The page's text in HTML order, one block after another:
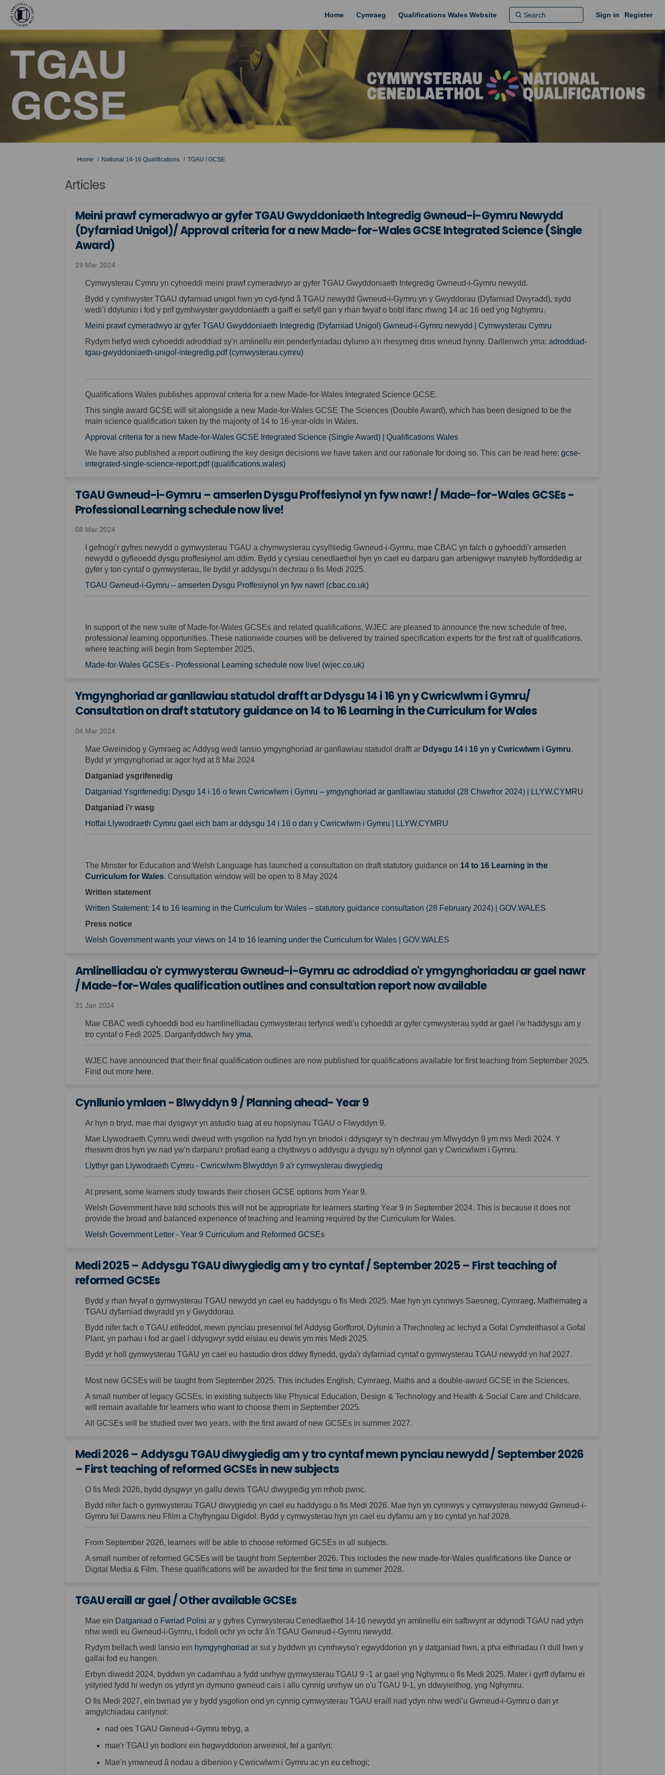
Home Cymraeg Qualifications Wales Website Sign in Register
You are here:
Home National 14-16 Qualifications TGAU / GCSE
Articles
Meini prawf cymeradwyo ar gyfer TGAU Gwyddoniaeth Integredig Gwneud-i-Gymru Newydd
(Dyfarniad Unigol)/ Approval criteria for a new Made-for-Wales GCSE Integrated Science (Single
Award)
19 Mar 2024
Cymwysterau Cymru yn cyhoeddi meini prawf cymeradwyo ar gyfer TGAU Gwyddoniaeth Integredig Gwneud-i-Gymru newydd.
Bydd y cymhwyster TGAU dyfarniad unigol hwn yn cyd-fynd â TGAU newydd Gwneud-i-Gymru yn y Gwyddorau (Dyfarniad Dwyradd), sydd
wedi’i ddylunio i fod y prif gymhwyster gwyddoniaeth a gaiff ei sefyll gan y rhan fwyaf o bobl ifanc rhwng 14 ac 16 oed yng Nghymru.
Meini prawf cymeradwyo ar gyfer TGAU Gwyddoniaeth Integredig (Dyfarniad Unigol) Gwneud-i-Gymru newydd | Cymwysterau Cymru
Rydym hefyd wedi cyhoeddi adroddiad sy'n amlinellu ein penderfyniadau dylunio a'n rhesymeg dros wneud hynny. Darllenwch yma: adroddiad-
tgau-gwyddoniaeth-unigol-integredig.pdf (cymwysterau.cymru)(External link)
Qualifications Wales publishes approval criteria for a new Made-for-Wales Integrated Science GCSE.
This single award GCSE will sit alongside a new Made-for-Wales GCSE The Sciences (Double Award), which has been designed to be the
main science qualification taken by the majority of 14 to 16-year-olds in Wales.
Approval criteria for a new Made-for-Wales GCSE Integrated Science (Single Award) | Qualifications Wales
We have also published a report outlining the key design decisions we have taken and our rationale for doing so. This can be read here: gcse-
integrated-single-science-report.pdf (qualifications.wales)(External link)
TGAU Gwneud-i-Gymru – amserlen Dysgu Proffesiynol yn fyw nawr! / Made-for-Wales GCSEs -
Professional Learning schedule now live!
08 Mar 2024
I gefnogi'r gyfres newydd o gymwysterau TGAU a chymwysterau cysylltiedig Gwneud-i-Gymru, mae CBAC yn falch o gyhoeddi'r amserlen
newydd o gyfleoedd dysgu proffesiynol am ddim. Bydd y cyrsiau cenedlaethol hyn yn cael eu darparu gan arbenigwyr manyleb hyfforddedig ar
gyfer y ton cyntaf o gymwysterau, lle bydd yr addysgu'n dechrau o fis Medi 2025.
TGAU Gwneud-i-Gymru – amserlen Dysgu Proffesiynol yn fyw nawr! (cbac.co.uk)(External link)
In support of the new suite of Made-for-Wales GCSEs and related qualifications, WJEC are pleased to announce the new schedule of free,
professional learning opportunities. These nationwide courses will be delivered by trained specification experts for the first raft of qualifications,
where teaching will begin from September 2025.
Made-for-Wales GCSEs - Professional Learning schedule now live! (wjec.co.uk)(External link)
Ymgynghoriad ar ganllawiau statudol drafft ar Ddysgu 14 i 16 yn y Cwricwlwm i Gymru/
Consultation on draft statutory guidance on 14 to 16 Learning in the Curriculum for Wales
04 Mar 2024
Mae Gweinidog y Gymraeg ac Addysg wedi lansio ymgynghoriad ar ganllawiau statudol drafft ar Ddysgu 14 i 16 yn y Cwricwlwm i Gymru(External link)
.
Bydd yr ymgynghoriad ar agor hyd at 8 Mai 2024
Datganiad ysgrifenedig
Datganiad Ysgrifenedig: Dysgu 14 i 16 o fewn Cwricwlwm i Gymru – ymgynghoriad ar ganllawiau statudol (28 Chwefror 2024) | LLYW.CYMRU(External link)
Datganiad i’r wasg
Hoffai Llywodraeth Cymru gael eich barn ar ddysgu 14 i 16 o dan y Cwricwlwm i Gymru | LLYW.CYMRU(External link)
The Minster for Education and Welsh Language has launched a consultation on draft statutory guidance on 14 to 16 Learning in the
Curriculum for Wales(External link)
. Consultation window will be open to 8 May 2024
Written statement
Written Statement: 14 to 16 learning in the Curriculum for Wales – statutory guidance consultation (28 February 2024) | GOV.WALES(External link)
Press notice
Welsh Government wants your views on 14 to 16 learning under the Curriculum for Wales | GOV.WALES(External link)
Amlinelliadau o'r cymwysterau Gwneud-i-Gymru ac adroddiad o'r ymgynghoriadau ar gael nawr
/ Made-for-Wales qualification outlines and consultation report now available
31 Jan 2024
Mae CBAC wedi cyhoeddi bod eu hamlinelliadau cymwysterau terfynol wedi'u cyhoeddi ar gyfer cymwysterau sydd ar gael i'w haddysgu am y
tro cyntaf o Fedi 2025. Darganfyddwch fwy yma(External link)
.
WJEC have announced that their final qualification outlines are now published for qualifications available for first teaching from September 2025.
Find out more here(External link)
.
Cynllunio ymlaen - Blwyddyn 9 / Planning ahead- Year 9
Ar hyn o bryd, mae rhai dysgwyr yn astudio tuag at eu hopsiynau TGAU o Flwyddyn 9.
Mae Llywodraeth Cymru wedi dweud wrth ysgolion na fydd hyn yn briodol i ddysgwyr sy'n dechrau ym Mlwyddyn 9 ym mis Medi 2024. Y
rheswm dros hyn ywnad yw'n darparu'r profiad eang a chytbwys o addysgu a dysgu sy'n ofynnol gan y Cwricwlwm i Gymru.
Llythyr gan Llywodraeth Cymru - Cwricwlwm Blwyddyn 9 a'r cymwysterau diwygiedig
At present, some learners study towards their chosen GCSE options from Year 9.
Welsh Government have told schools this will notbe appropriate forlearners starting Year 9 in September 2024. This is because it does not
provide the broad and balanced experience of teaching and learning required by the Curriculum for Wales.
Welsh Government Letter - Year 9 Curriculum and Reformed GCSEs
Medi 2025 – Addysgu TGAU diwygiedig am y tro cyntaf / September 2025 – First teaching of
reformed GCSEs
Bydd y rhan fwyaf o gymwysterau TGAU newydd yn cael eu haddysgu o fis Medi 2025. Mae hyn yn cynnwys Saesneg, Cymraeg, Mathemateg a
TGAU dyfarniad dwyradd yn y Gwyddorau.
Bydd nifer fach o TGAU etifeddol , mewn pynciau presennol fel Addysg Gorfforol, Dylunio a Thechnoleg ac Iechyd a Gofal Cymdeithasol a Gofal
Plant, yn parhau i fod ar gael i ddysgwyr sydd eisiau eu dewis ym mis Medi 2025.
Bydd yr holl gymwysterau TGAU yn cael eu hastudio dros ddwy flynedd, gyda'r dyfarniad cyntaf o gymwysterau TGAU newydd yn haf 2027.
Most newGCSEs will be taught from September2025. This includes English, Cymraeg, Maths and a double-award GCSE in the Sciences.
A small number of legacy GCSEs, in existing subjects like Physical Education, Design & Technology and Health & Social Care and Childcare,
will remain available for learners who want to choose them in September 2025.
All GCSEs will be studied over two years, with the first award of new GCSEs in summer 2027.
Medi 2026 – Addysgu TGAU diwygiedig am y tro cyntaf mewn pynciau newydd / September 2026
– First teaching of reformed GCSEs in new subjects
O fis Medi 2026, bydd dysgwyr yn gallu dewis TGAU diwygiedig ym mhob pwnc.
Bydd nifer fach o gymwysterau TGAU diwygiedig yn cael eu haddysgu o fis Medi 2026. Mae hyn yn cynnwys y cymwysterau newydd Gwneud-i-
Gymru fel Dawns neu Ffilm a Chyfryngau Digidol. Bydd y cymwysterau hyn yn cael eu dyfarnu am y tro cyntaf yn haf 2028.
From September 2026, learners will be able to choose reformed GCSEs in all subjects.
A small number of reformed GCSEs will be taught from September2026. This includes the new made-for-Wales qualifications like Dance or
Digital Media & Film. These qualifications will be awarded for the first time in summer 2028.
TGAU eraill ar gael / Other available GCSEs
Mae ein Datganiad o Fwriad Polisi ary gyfres Cymwysterau Cenedlaethol 14-16 newydd yn amlinellu ein safbwynt ar ddynodi TGAU nad ydyn
nhw wedi eu Gwneud-i-Gymru, i fodoli ochr yn ochr â'n TGAU Gwneud-i-Gymru newydd.
Rydym bellach wedi lansio ein hymgynghoriad ar suty byddwn yn cymhwyso'r egwyddorion yn y datganiad hwn, a pha eithriadau i'rdull hwn y
gallai fod eu hangen.
Erbyn diwedd 2024, byddwn yn cadarnhau a fydd unrhywgymwysterau TGAU 9 -1 ar gael yng Nghymru o fisMedi 2025. Mater i gyrff dyfarnu ei
ystyried fydd hi wedyn os ydynt yn dymuno gwneud cais i allu cynnig unrhywun o'u TGAU 9-1, yn ddwyieithog, yng Nghymru.
O fisMedi 2027, ein bwriad ywy bydd ysgolion ond yn cynnig cymwysterau TGAU eraill nad ydyn nhw wedi’u Gwneud-i-Gymru o dan yr
amgylchiadau canlynol :
nad oesTGAU Gwneud-i-Gymru tebyg, a
mae'rTGAU yn bodloni ein hegwyddorion arweiniol , fel a ganlyn:
Mae'n ymwneud â nodau a dibenion y Cwricwlwm i Gymru ac yn eu cefnogi;